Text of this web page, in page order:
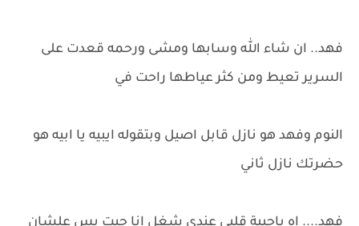
فهد.. ان شاء الله وسابها ومشى ورحمه قعدت على
السرير تعيط ومن كثر عياطها راحت في
النوم وفهد هو نازل قابل اصيل وبتقوله ايبيه يا ابيه هو
حضرتك نازل ثاني
فهد.... اه ياحبية قلبي عندي شغل انا جيت بس علشان